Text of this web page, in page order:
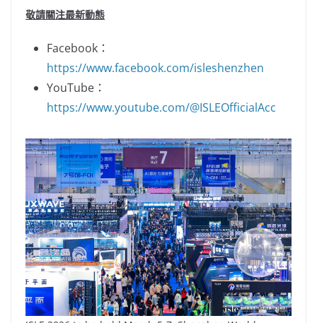
敬請關注最新動態
Facebook：
https://www.facebook.com/isleshenzhen
YouTube：
https://www.youtube.com/@ISLEOfficialAcc